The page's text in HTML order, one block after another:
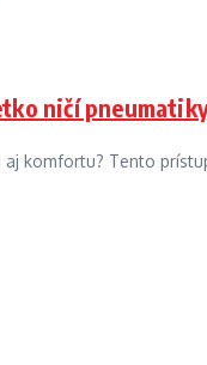
ničí
komfortu? Tento